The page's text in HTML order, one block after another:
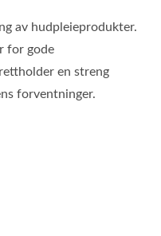
av hudpleieprodukter.
for gode
en streng
forventninger.